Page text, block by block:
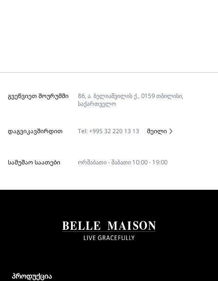
ᲒᲕᲔᲬᲕᲘᲔᲗ ᲨᲝᲣᲠᲣᲛᲨᲘ
86, ა. ბელიაშვილის ქ., 0159 თბილისი,
საქართველო
ᲓᲐᲒᲕᲘᲙᲐᲕᲨᲘᲠᲓᲘᲗ Tel: +995 32 220 13 13 მეილი
ᲡᲐᲛᲣᲨᲐᲝ ᲡᲐᲐᲗᲔᲑᲘ ორშაბათი - შაბათი 10:00 - 19:00
ᲞᲠᲝᲓᲣᲥᲪᲘᲐ